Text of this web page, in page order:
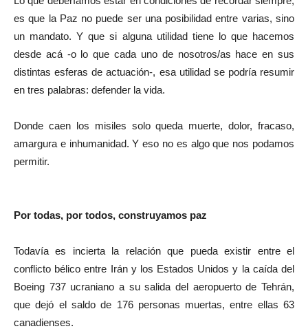
es que la Paz no puede ser una posibilidad entre varias, sino
un mandato. Y que si alguna utilidad tiene lo que hacemos
desde acá -o lo que cada uno de nosotros/as hace en sus
distintas esferas de actuación-, esa utilidad se podría resumir
en tres palabras: defender la vida.
Donde caen los misiles solo queda muerte, dolor, fracaso,
amargura e inhumanidad. Y eso no es algo que nos podamos
permitir.
Por todas, por todos, construyamos paz
Todavía es incierta la relación que pueda existir entre el
conflicto bélico entre Irán y los Estados Unidos y la caída del
Boeing 737 ucraniano a su salida del aeropuerto de Tehrán,
que dejó el saldo de 176 personas muertas, entre ellas 63
canadienses.